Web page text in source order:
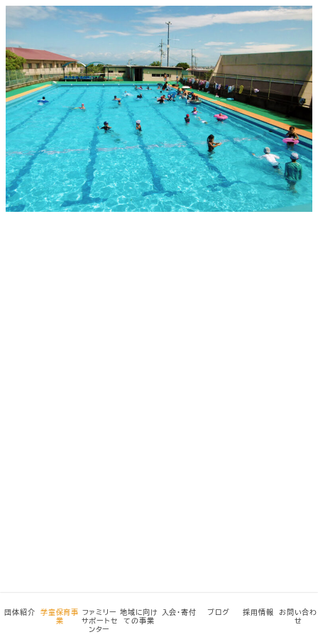
メ
ン
コ
ン
テ
ン
ツ
へ
移
動
団体紹介 学童保育事
業
ファミリー
サポートセ
ンター
地域に向け
ての事業
入会・寄付 ブログ 採用情報 お問い合わ
せ